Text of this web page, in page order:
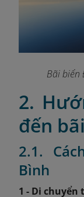
Bãi biển
2.
đến
2.1.
Bình
1 - Di chuyển